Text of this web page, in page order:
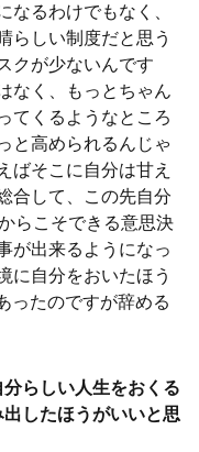
なるわけでもなく、
らしい制度だと思う
クが少ないんです
なく、もっとちゃん
てくるようなところ
と高められるんじゃ
ばそこに自分は甘え
合して、この先自分
らこそできる意思決
が出来るようになっ
に自分をおいたほう
ったのですが辞める
らしい人生をおくる
したほうがいいと思